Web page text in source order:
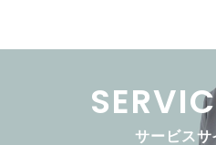
サービスサ